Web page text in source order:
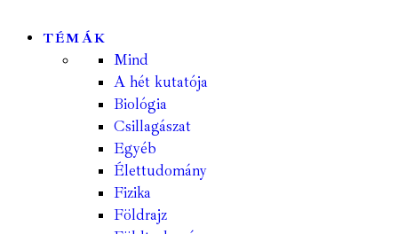
TÉMÁK
Mind
A hét kutatója
Biológia
Csillagászat
Egyéb
Élettudomány
Fizika
Földrajz